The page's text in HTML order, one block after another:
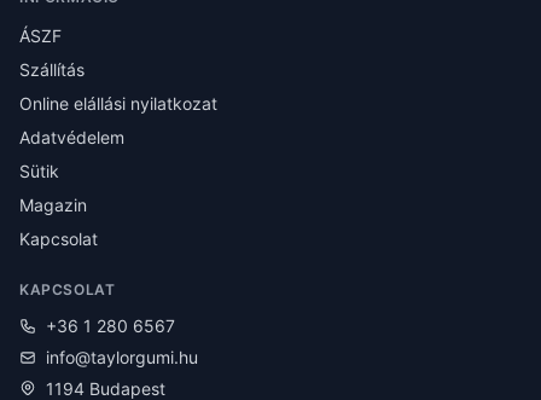
ÁSZF
Szállítás
Online elállási nyilatkozat
Adatvédelem
Sütik
Magazin
Kapcsolat
KAPCSOLAT
+36 1 280 6567
info@taylorgumi.hu
1194 Budapest